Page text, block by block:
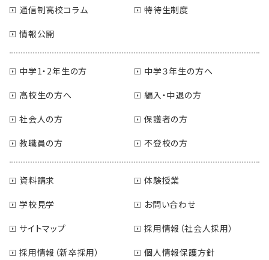
通信制高校コラム
特待生制度
情報公開
中学1・2年生の方
中学３年生の方へ
高校生の方へ
編入・中退の方
社会人の方
保護者の方
教職員の方
不登校の方
資料請求
体験授業
学校見学
お問い合わせ
サイトマップ
採用情報（社会人採用）
採用情報（新卒採用）
個人情報保護方針